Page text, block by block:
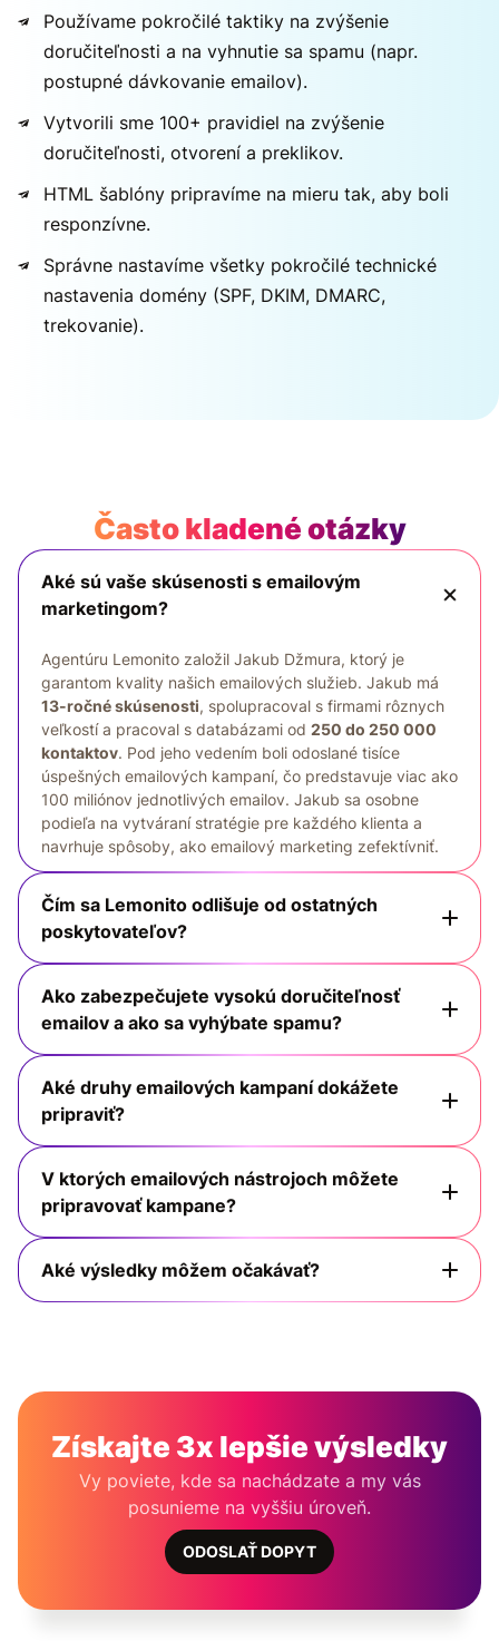
Používame pokročilé taktiky na zvýšenie
doručiteľnosti a na vyhnutie sa spamu (napr.
postupné dávkovanie emailov).
Vytvorili sme 100+ pravidiel na zvýšenie
doručiteľnosti, otvorení a preklikov.
HTML šablóny pripravíme na mieru tak, aby boli
responzívne.
Správne nastavíme všetky pokročilé technické
nastavenia domény (SPF, DKIM, DMARC,
trekovanie).
Často kladené otázky
Aké sú vaše skúsenosti s emailovým
marketingom?
Agentúru Lemonito založil Jakub Džmura, ktorý je
garantom kvality našich emailových služieb. Jakub má
13-ročné skúsenosti, spolupracoval s firmami rôznych
veľkostí a pracoval s databázami od 250 do 250 000
kontaktov. Pod jeho vedením boli odoslané tisíce
úspešných emailových kampaní, čo predstavuje viac ako
100 miliónov jednotlivých emailov. Jakub sa osobne
podieľa na vytváraní stratégie pre každého klienta a
navrhuje spôsoby, ako emailový marketing zefektívniť.
Čím sa Lemonito odlišuje od ostatných
poskytovateľov?
Ako zabezpečujete vysokú doručiteľnosť
emailov a ako sa vyhýbate spamu?
Aké druhy emailových kampaní dokážete
pripraviť?
V ktorých emailových nástrojoch môžete
pripravovať kampane?
Aké výsledky môžem očakávať?
Získajte 3x lepšie výsledky
Vy poviete, kde sa nachádzate a my vás
posunieme na vyššiu úroveň.
ODOSLAŤ DOPYT